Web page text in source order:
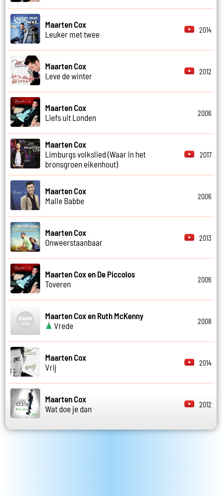
Maarten Cox
Leuker met twee
2014
Maarten Cox
Leve de winter
2012
Maarten Cox
Liefs uit Londen
2006
Maarten Cox
Limburgs volkslied (Waar in het
bronsgroen eikenhout)
2017
Maarten Cox
Malle Babbe
2006
Maarten Cox
Onweerstaanbaar
2013
Maarten Cox en De Piccolos
Toveren
2006
Maarten Cox en Ruth McKenny
Vrede
2008
Maarten Cox
Vrij
2014
Maarten Cox
Wat doe je dan
2012